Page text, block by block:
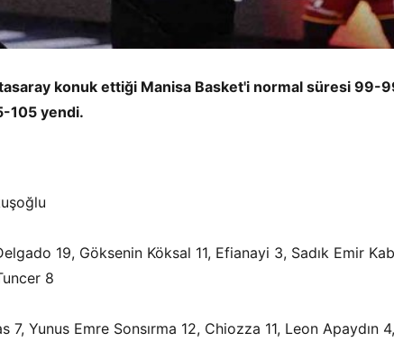
konuk ettiği Manisa Basket'i normal süresi 99-
105 yendi.
19, Göksenin Köksal 11, Efianayi 3, Sadık Emir
8
Yunus Emre Sonsırma 12, Chiozza 11, Leon Apaydın 4,